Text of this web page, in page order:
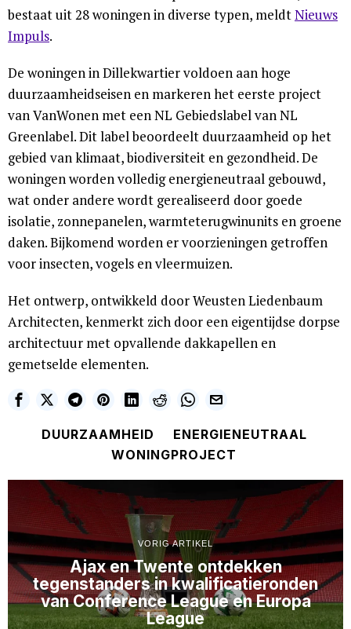
bestaat uit 28 woningen in diverse typen, meldtNieuws
Impuls.
De woningen in Dillekwartier voldoen aan hoge
duurzaamheidseisen en markeren het eerste project
van VanWonen met een NL Gebiedslabel van NL
Greenlabel. Dit label beoordeelt duurzaamheid op het
gebied van klimaat, biodiversiteit en gezondheid. De
woningen worden volledig energieneutraal gebouwd,
wat onder andere wordt gerealiseerd door goede
isolatie, zonnepanelen, warmteterugwinunits en groene
daken. Bijkomend worden er voorzieningen getroffen
voor insecten, vogels en vleermuizen.
Het ontwerp, ontwikkeld door Weusten Liedenbaum
Architecten, kenmerkt zich door een eigentijdse dorpse
architectuur met opvallende dakkapellen en
gemetselde elementen.
DUURZAAMHEID
ENERGIENEUTRAAL
WONINGPROJECT
VORIG ARTIKEL
Ajax en Twente ontdekken
tegenstanders in kwalificatieronden
van Conference League en Europa
League